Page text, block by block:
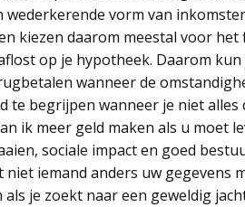
wederkerende vorm van
kiezen daarom meestal voor
op je hypotheek. Daarom
wanneer de
te begrijpen wanneer je niet
ik meer geld maken als u moet
sociale impact en goed
iemand anders uw gegevens
je zoekt naar een geweldig